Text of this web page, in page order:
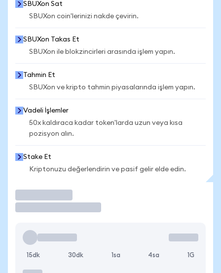
SBUXon Sat
SBUXon coin'lerinizi nakde çevirin.
SBUXon Takas Et
SBUXon ile blokzincirleri arasında işlem yapın.
Tahmin Et
SBUXon ve kripto tahmin piyasalarında işlem yapın.
Vadeli İşlemler
50x kaldıraca kadar token'larda uzun veya kısa
pozisyon alın.
Stake Et
Kriptonuzu değerlendirin ve pasif gelir elde edin.
15dk 30dk 1sa 4sa 1G